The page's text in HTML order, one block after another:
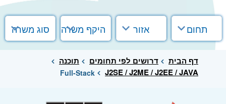
תחום אזור היקף משרה סוג משרה
דף הבית דרושים לפי תחומים
תוכנה
J2SE / J2ME / J2EE / JAVA
Full-Stack